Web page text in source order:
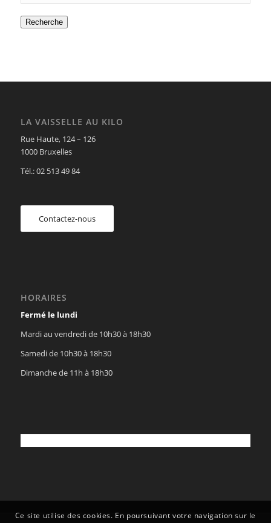
Recherche
LA VAISSELLE AU KILO
Rue Haute, 124 – 126
1000 Bruxelles
Tél.: 02 513 49 84
Contactez-nous
HORAIRES
Fermé le lundi
Mardi au vendredi de 10h30 à 18h30
Samedi de 10h30 à 18h30
Dimanche de 11h à 18h30
Ce site utilise des cookies. En poursuivant votre navigation sur le